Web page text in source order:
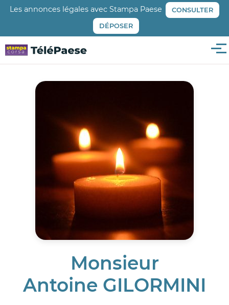
Aller
principal
Les annonces légales avec Stampa Paese CONSULTER
DÉPOSER
Monsieur
Antoine GILORMINI